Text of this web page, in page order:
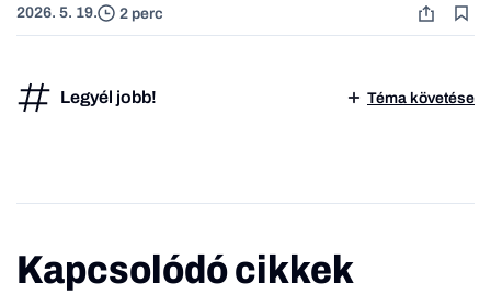
2026. 5. 19. 2 perc
Legyél jobb! Téma követése
Kapcsolódó cikkek